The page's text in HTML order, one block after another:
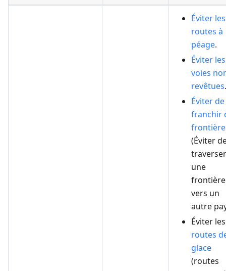
Éviter les
routes à
péage.
Éviter les
voies
revêtues.
Éviter de
franchir
(Éviter
traverser
une
frontière
vers un
autre
Éviter les
routes
glace
(routes